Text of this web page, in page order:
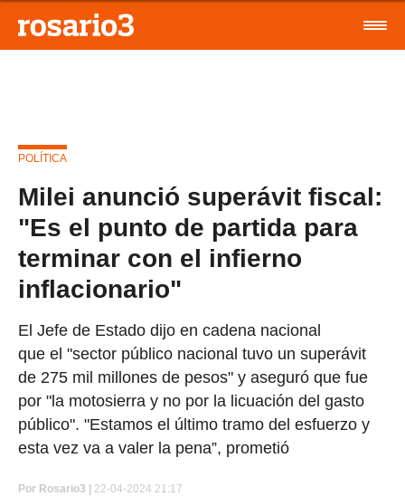
POLÍTICA
Milei anunció superávit fiscal:
"Es el punto de partida para
terminar con el infierno
inflacionario"
El Jefe de Estado dijo en cadena nacional
que el "sector público nacional tuvo un superávit
de 275 mil millones de pesos" y aseguró que fue
por "la motosierra y no por la licuación del gasto
público". "Estamos el último tramo del esfuerzo y
esta vez va a valer la pena”, prometió
Por Rosario3 | 22-04-2024 21:17